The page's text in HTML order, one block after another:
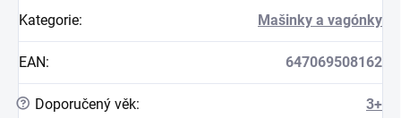
Kategorie: Mašinky a vagónky
EAN: 647069508162
? Doporučený věk: 3+